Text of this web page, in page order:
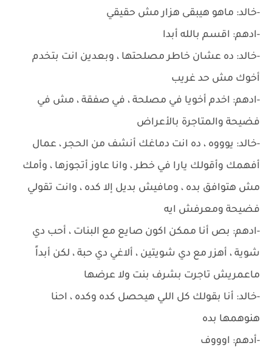
-خالد: ماهو هيبقى هزار مش حقيقي
-ادهم: اقسم بالله أبدا
-خالد: ده عشان خاطر مصلحتها ، وبعدين انت بتخدم
أخوك مش حد غريب
-ادهم: اخدم أخويا في مصلحة ، في صفقة ، مش في
فضيحة والمتاجرة بالأعراض
-خالد: يوووه ، ده انت دماغك أنشف من الحجر ، عمال
أفهمك وأقولك يارا في خطر ، وانا عاوز أتجوزها ، وأمك
مش هتوافق بده ، ومافيش بديل إلا كده ، وانت تقولي
فضيحة ومعرفش ايه
-ادهم: بص أنا ممكن اكون صايع مع البنات ، أحب دي
شوية ، أهزر مع دي شويتين ، ألاغي دي حبة ، لكن أبداً
ماعمريش تاجرت بشرف بنت ولا عرضها
-خالد: أنا بقولك كل اللي هيحصل كده وكده ، احنا
هنوهمها بده
-أدهم: اوووف